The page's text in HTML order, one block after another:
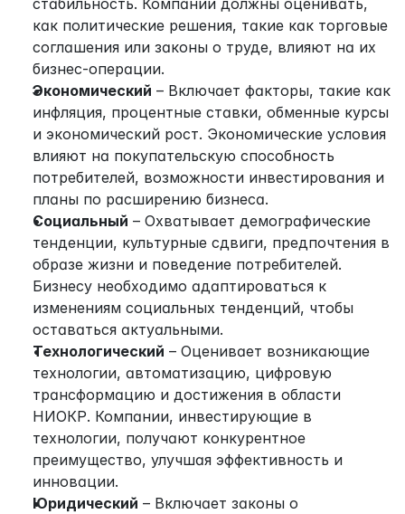
как политические решения, такие как торговые
соглашения или законы о труде, влияют на их
бизнес-операции.
Экономический – Включает факторы, такие как
инфляция, процентные ставки, обменные курсы
и экономический рост. Экономические условия
влияют на покупательскую способность
потребителей, возможности инвестирования и
планы по расширению бизнеса.
Социальный – Охватывает демографические
тенденции, культурные сдвиги, предпочтения в
образе жизни и поведение потребителей.
Бизнесу необходимо адаптироваться к
изменениям социальных тенденций, чтобы
оставаться актуальными.
Технологический – Оценивает возникающие
технологии, автоматизацию, цифровую
трансформацию и достижения в области
НИОКР. Компании, инвестирующие в
технологии, получают конкурентное
преимущество, улучшая эффективность и
инновации.
Юридический – Включает законы о